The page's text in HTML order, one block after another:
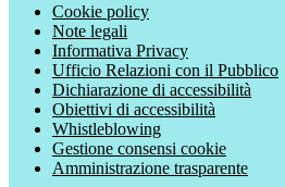
Cookie policy
Note legali
Informativa Privacy
Ufficio Relazioni con il Pubblico
Dichiarazione di accessibilità
Obiettivi di accessibilità
Whistleblowing
Gestione consensi cookie
Amministrazione trasparente